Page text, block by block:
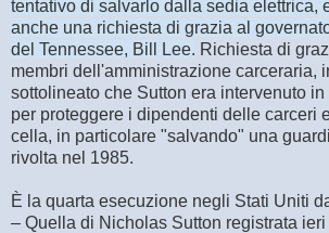
tentativo di salvarlo dalla sedia elettrica,
anche una richiesta di grazia al
del Tennessee, Bill Lee. Richiesta di
membri dell'amministrazione carceraria,
sottolineato che Sutton era intervenuto
per proteggere i dipendenti delle carceri
cella, in particolare "salvando" una
rivolta nel 1985.
È la quarta esecuzione negli Stati Uniti
– Quella di Nicholas Sutton registrata